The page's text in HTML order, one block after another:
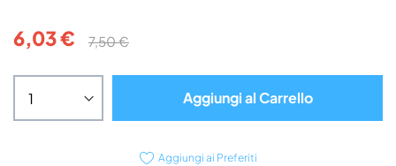
6,03 € 7,50 €
Aggiungi al Carrello
Aggiungi ai Preferiti
immagini